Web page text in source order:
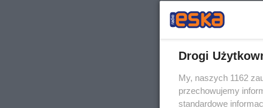
Drogi
My, naszych 1162
przechowujemy
standardowe